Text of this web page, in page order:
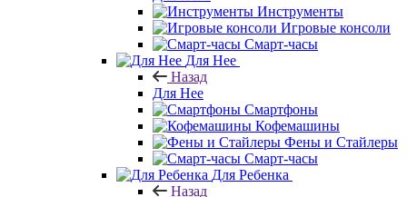
Инструменты
Игровые консоли
Смарт-часы
Для Нее
Назад
Для Нее
Смартфоны
Кофемашины
Фены и Стайлеры
Смарт-часы
Для Ребенка
Назад